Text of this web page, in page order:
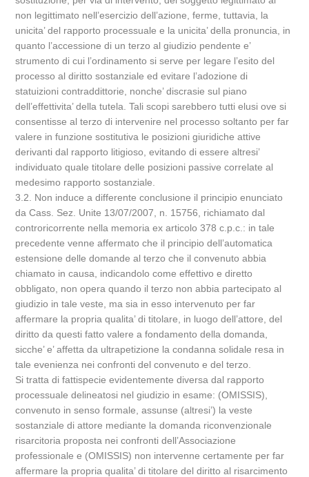
non legittimato nell’esercizio dell’azione, ferme, tuttavia, la
unicita’ del rapporto processuale e la unicita’ della pronuncia, in
quanto l’accessione di un terzo al giudizio pendente e’
strumento di cui l’ordinamento si serve per legare l’esito del
processo al diritto sostanziale ed evitare l’adozione di
statuizioni contraddittorie, nonche’ discrasie sul piano
dell’effettivita’ della tutela. Tali scopi sarebbero tutti elusi ove si
consentisse al terzo di intervenire nel processo soltanto per far
valere in funzione sostitutiva le posizioni giuridiche attive
derivanti dal rapporto litigioso, evitando di essere altresi’
individuato quale titolare delle posizioni passive correlate al
medesimo rapporto sostanziale.
3.2. Non induce a differente conclusione il principio enunciato
da Cass. Sez. Unite 13/07/2007, n. 15756, richiamato dal
controricorrente nella memoria ex articolo 378 c.p.c.: in tale
precedente venne affermato che il principio dell’automatica
estensione delle domande al terzo che il convenuto abbia
chiamato in causa, indicandolo come effettivo e diretto
obbligato, non opera quando il terzo non abbia partecipato al
giudizio in tale veste, ma sia in esso intervenuto per far
affermare la propria qualita’ di titolare, in luogo dell’attore, del
diritto da questi fatto valere a fondamento della domanda,
sicche’ e’ affetta da ultrapetizione la condanna solidale resa in
tale evenienza nei confronti del convenuto e del terzo.
Si tratta di fattispecie evidentemente diversa dal rapporto
processuale delineatosi nel giudizio in esame: (OMISSIS),
convenuto in senso formale, assunse (altresi’) la veste
sostanziale di attore mediante la domanda riconvenzionale
risarcitoria proposta nei confronti dell’Associazione
professionale e (OMISSIS) non intervenne certamente per far
affermare la propria qualita’ di titolare del diritto al risarcimento